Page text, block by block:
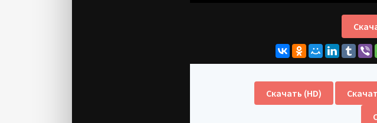
Скачать (HD)